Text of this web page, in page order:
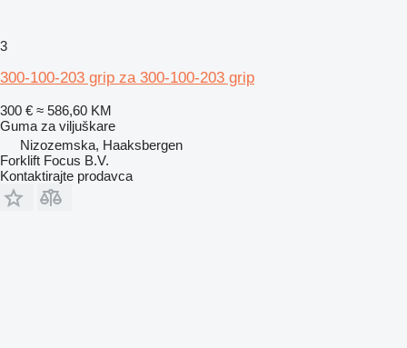
3
300-100-203 grip za 300-100-203 grip
300 € ≈ 586,60 KM
Guma za viljuškare
Nizozemska, Haaksbergen
Forklift Focus B.V.
Kontaktirajte prodavca